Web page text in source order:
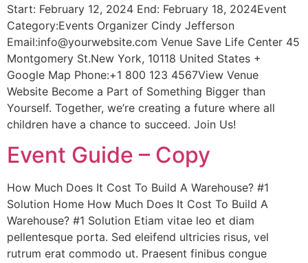
Start: February 12, 2024 End: February 18, 2024Event
Category:Events Organizer Cindy Jefferson
Email:info@yourwebsite.com Venue Save Life Center 45
Montgomery St.New York, 10118 United States +
Google Map Phone:+1 800 123 4567View Venue
Website Become a Part of Something Bigger than
Yourself. Together, we’re creating a future where all
children have a chance to succeed. Join Us!
Event Guide – Copy
How Much Does It Cost To Build A Warehouse? #1
Solution Home How Much Does It Cost To Build A
Warehouse? #1 Solution Etiam vitae leo et diam
pellentesque porta. Sed eleifend ultricies risus, vel
rutrum erat commodo ut. Praesent finibus congue